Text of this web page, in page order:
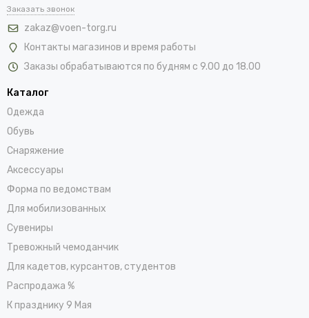
Заказать звонок
zakaz@voen-torg.ru
Контакты магазинов и время работы
Заказы обрабатываются по будням с 9.00 до 18.00
Каталог
Одежда
Обувь
Снаряжение
Аксессуары
Форма по ведомствам
Для мобилизованных
Сувениры
Тревожный чемоданчик
Для кадетов, курсантов, студентов
Распродажа %
К празднику 9 Мая